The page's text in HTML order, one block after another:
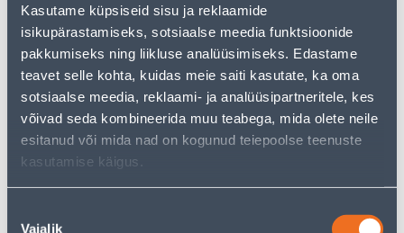
Kasutame küpsiseid sisu ja reklaamide
isikupärastamiseks, sotsiaalse meedia funktsioonide
pakkumiseks ning liikluse analüüsimiseks. Edastame
teavet selle kohta, kuidas meie saiti kasutate, ka oma
sotsiaalse meedia, reklaami- ja analüüsipartneritele, kes
võivad seda kombineerida muu teabega, mida olete neile
esitanud või mida nad on kogunud teiepoolse teenuste
kasutamise käigus.
Vajalik
ÜHENE VEKSELLÜLITI
VILMA SL-250 RAAMITA
VALGUS METALLIK
4.99 € /tk
KAHENE VEKSELLÜLITI
VILMA SL-250 RAAMITA
METALLIK
3.99 € /tk